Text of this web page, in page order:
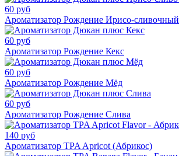
60 руб
Ароматизатор Рождение Ирисо-сливочный
60 руб
Ароматизатор Рождение Кекс
60 руб
Ароматизатор Рождение Мёд
60 руб
Ароматизатор Рождение Слива
140 руб
Ароматизатор TPA Apricot (Абрикос)